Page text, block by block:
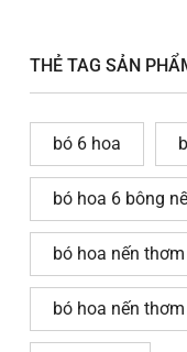
THẺ TAG SẢN
bó 6 hoa
bó hoa 6 bông
bó hoa nến thơm
bó hoa nến